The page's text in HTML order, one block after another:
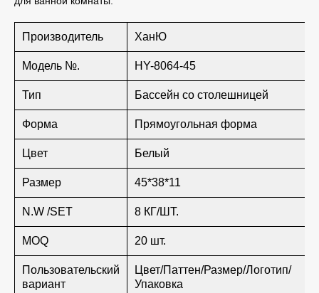
Производитель ХанЮ
Модель №. HY-8064-45
Тип Бассейн со столешницей
Форма Прямоугольная форма
Цвет Белый
Размер 45*38*11
N.W /SET 8 КГ/ШТ.
MOQ 20 шт.
Пользовательский
вариант
Цвет/Паттен/Размер/Логотип/
Упаковка